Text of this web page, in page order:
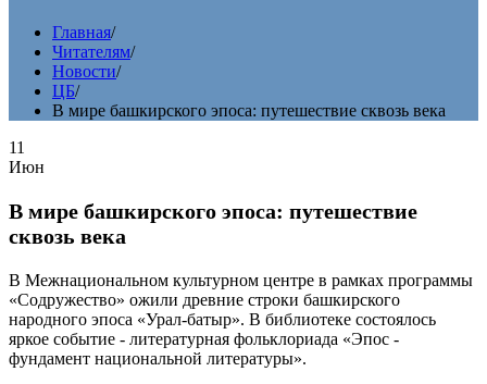
Главная/
Читателям/
Новости/
ЦБ/
В мире башкирского эпоса: путешествие сквозь века
11
Июн
В мире башкирского эпоса: путешествие
сквозь века
В Межнациональном культурном центре в рамках программы
«Содружество» ожили древние строки башкирского
народного эпоса «Урал‑батыр». В библиотеке состоялось
яркое событие - литературная фольклориада «Эпос -
фундамент национальной литературы».